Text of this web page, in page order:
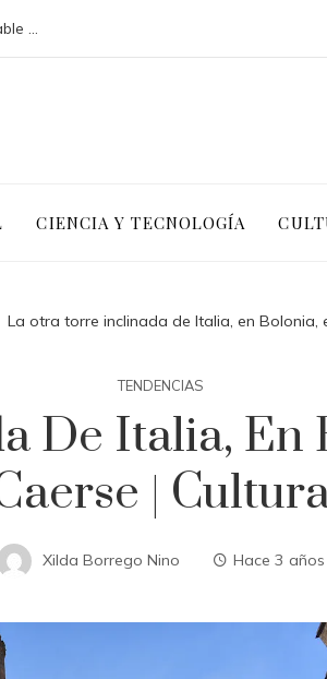
CIENCIA Y TECNOLOGÍA
La otra torre inclinada de Italia, en Bolonia,
TENDENCIAS
De Italia, En
|
Xilda Borrego Nino Hace 3 años